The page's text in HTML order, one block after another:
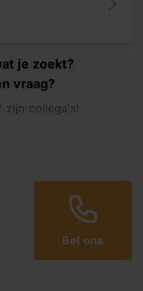
je zoekt?
vraag?
zijn collega's!
Bel ons